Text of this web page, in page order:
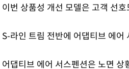
이번 상품성 개선 모델은 고객 선
S-라인 트림 전반에 어댑티브 에
어댑티브 에어 서스펜션은 노면